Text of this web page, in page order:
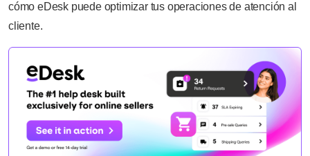
cómo eDesk puede optimizar tus operaciones de atención al
cliente.